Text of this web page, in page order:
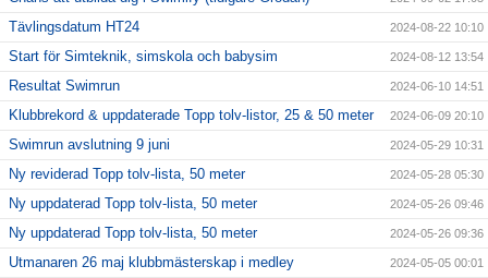
Tävlingsdatum HT24 2024-08-22 10:10
Start för Simteknik, simskola och babysim 2024-08-12 13:54
Resultat Swimrun 2024-06-10 14:51
Klubbrekord & uppdaterade Topp tolv-listor, 25 & 50 meter 2024-06-09 20:10
Swimrun avslutning 9 juni 2024-05-29 10:31
Ny reviderad Topp tolv-lista, 50 meter 2024-05-28 05:30
Ny uppdaterad Topp tolv-lista, 50 meter 2024-05-26 09:46
Ny uppdaterad Topp tolv-lista, 50 meter 2024-05-26 09:36
Utmanaren 26 maj klubbmästerskap i medley 2024-05-05 00:01